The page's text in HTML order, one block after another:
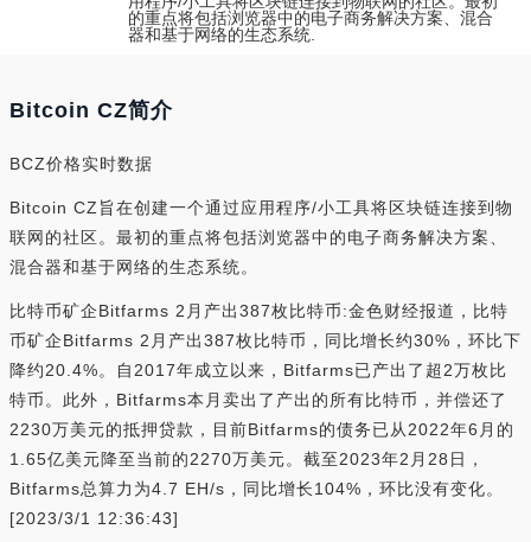
的重点将包括浏览器中的电子商务解决方案、混合
器和基于网络的生态系统.
Bitcoin CZ简介
BCZ价格实时数据
Bitcoin CZ旨在创建一个通过应用程序/小工具将区块链连接到物
联网的社区。最初的重点将包括浏览器中的电子商务解决方案、
混合器和基于网络的生态系统。
比特币矿企Bitfarms 2月产出387枚比特币:金色财经报道，比特
币矿企Bitfarms 2月产出387枚比特币，同比增长约30%，环比下
降约20.4%。自2017年成立以来，Bitfarms已产出了超2万枚比
特币。此外，Bitfarms本月卖出了产出的所有比特币，并偿还了
2230万美元的抵押贷款，目前Bitfarms的债务已从2022年6月的
1.65亿美元降至当前的2270万美元。截至2023年2月28日，
Bitfarms总算力为4.7 EH/s，同比增长104%，环比没有变化。
[2023/3/1 12:36:43]